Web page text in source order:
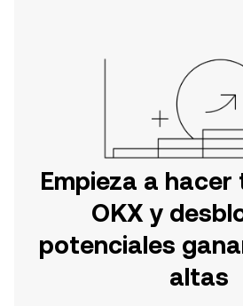
Empieza a
OKX y
potenciales
altas